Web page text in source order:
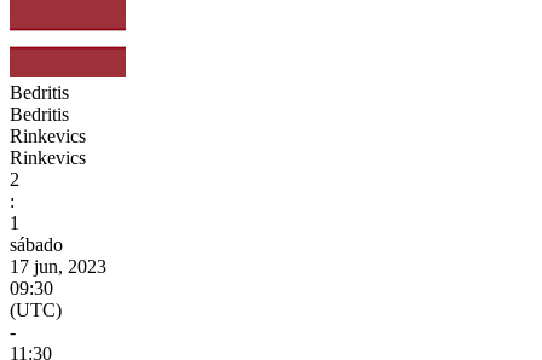
Bedritis
Bedritis
Rinkevics
Rinkevics
2
:
1
sábado
17 jun, 2023
09:30
(UTC)
-
11:30